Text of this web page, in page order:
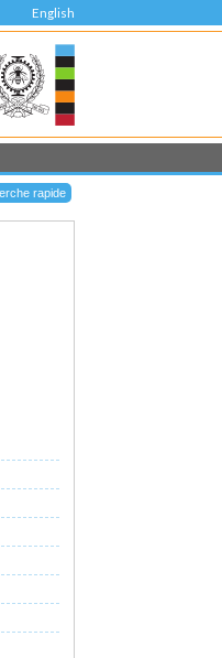
English